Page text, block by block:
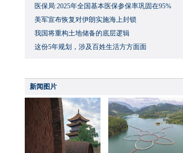
度
医保局:2025年全国基本医保参保率巩固在95%
美军宣布恢复对伊朗实施海上封锁
我国将重构土地储备的底层逻辑
这份5年规划，涉及百姓生活方方面面
新闻图片